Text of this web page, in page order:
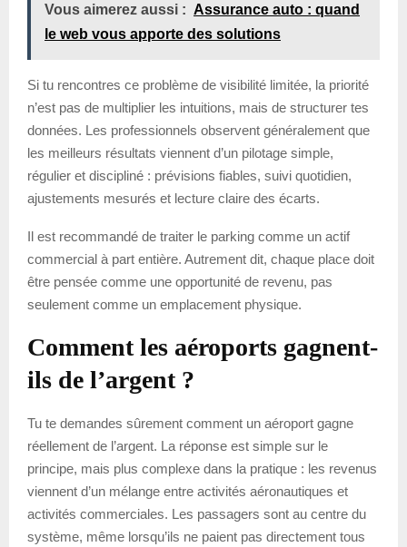
Vous aimerez aussi : Assurance auto : quand
le web vous apporte des solutions
Si tu rencontres ce problème de visibilité limitée, la priorité
n’est pas de multiplier les intuitions, mais de structurer tes
données. Les professionnels observent généralement que
les meilleurs résultats viennent d’un pilotage simple,
régulier et discipliné : prévisions fiables, suivi quotidien,
ajustements mesurés et lecture claire des écarts.
Il est recommandé de traiter le parking comme un actif
commercial à part entière. Autrement dit, chaque place doit
être pensée comme une opportunité de revenu, pas
seulement comme un emplacement physique.
Comment les aéroports gagnent-
ils de l’argent ?
Tu te demandes sûrement comment un aéroport gagne
réellement de l’argent. La réponse est simple sur le
principe, mais plus complexe dans la pratique : les revenus
viennent d’un mélange entre activités aéronautiques et
activités commerciales. Les passagers sont au centre du
système, même lorsqu’ils ne paient pas directement tous